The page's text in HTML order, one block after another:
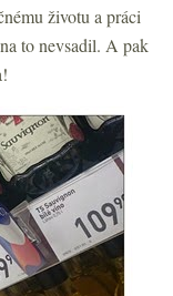
životu a práci
to nevsadil. A pak